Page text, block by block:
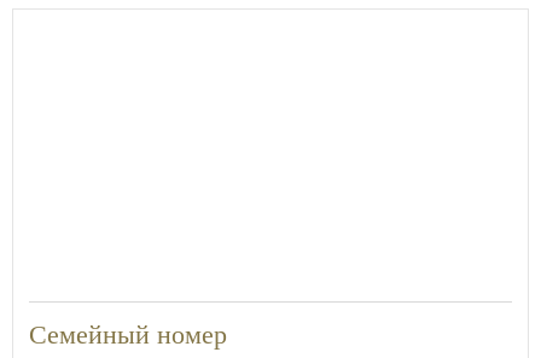
Семейный номер